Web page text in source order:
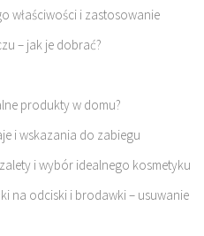
właściwości i zastosowanie
– jak je dobrać?
produkty w domu?
i wskazania do zabiegu
i wybór idealnego kosmetyku
na odciski i brodawki – usuwanie